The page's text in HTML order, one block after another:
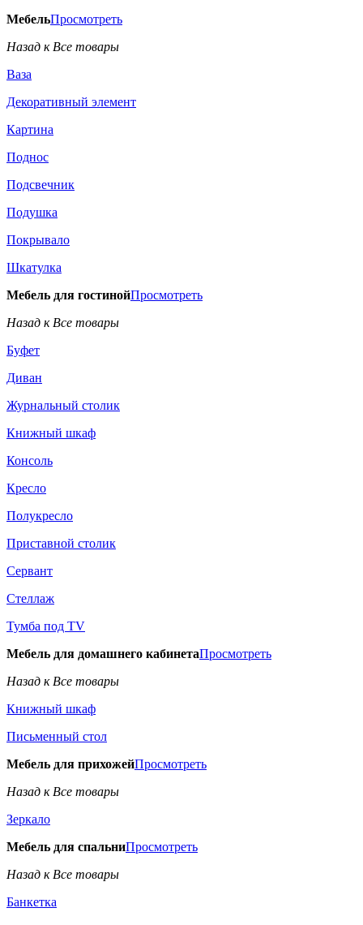
МебельПросмотреть
Назад к Все товары
Ваза
Декоративный элемент
Картина
Поднос
Подсвечник
Подушка
Покрывало
Шкатулка
Мебель для гостинойПросмотреть
Назад к Все товары
Буфет
Диван
Журнальный столик
Книжный шкаф
Консоль
Кресло
Полукресло
Приставной столик
Сервант
Стеллаж
Тумба под TV
Мебель для домашнего кабинетаПросмотреть
Назад к Все товары
Книжный шкаф
Письменный стол
Мебель для прихожейПросмотреть
Назад к Все товары
Зеркало
Мебель для спальниПросмотреть
Назад к Все товары
Банкетка